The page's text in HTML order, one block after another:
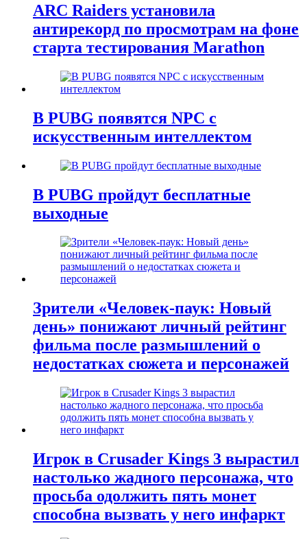
ARC Raiders установила
антирекорд по просмотрам на фоне
старта тестирования Marathon
В PUBG появятся NPC с
искусственным интеллектом
В PUBG пройдут бесплатные
выходные
Зрители «Человек-паук: Новый
день» понижают личный рейтинг
фильма после размышлений о
недостатках сюжета и персонажей
Игрок в Crusader Kings 3 вырастил
настолько жадного персонажа, что
просьба одолжить пять монет
способна вызвать у него инфаркт